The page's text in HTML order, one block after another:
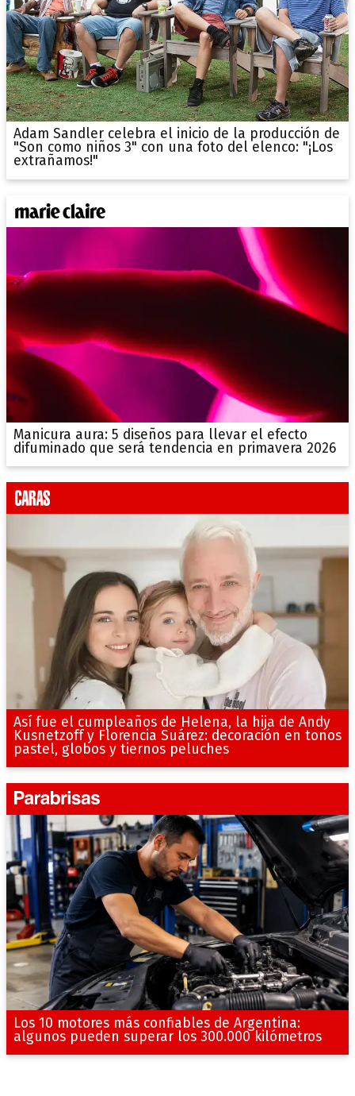
Adam Sandler celebra el inicio de la producción de
"Son como niños 3" con una foto del elenco: "¡Los
extrañamos!"
Manicura aura: 5 diseños para llevar el efecto
difuminado que será tendencia en primavera 2026
Así fue el cumpleaños de Helena, la hija de Andy
Kusnetzoff y Florencia Suárez: decoración en tonos
pastel, globos y tiernos peluches
Los 10 motores más confiables de Argentina:
algunos pueden superar los 300.000 kilómetros